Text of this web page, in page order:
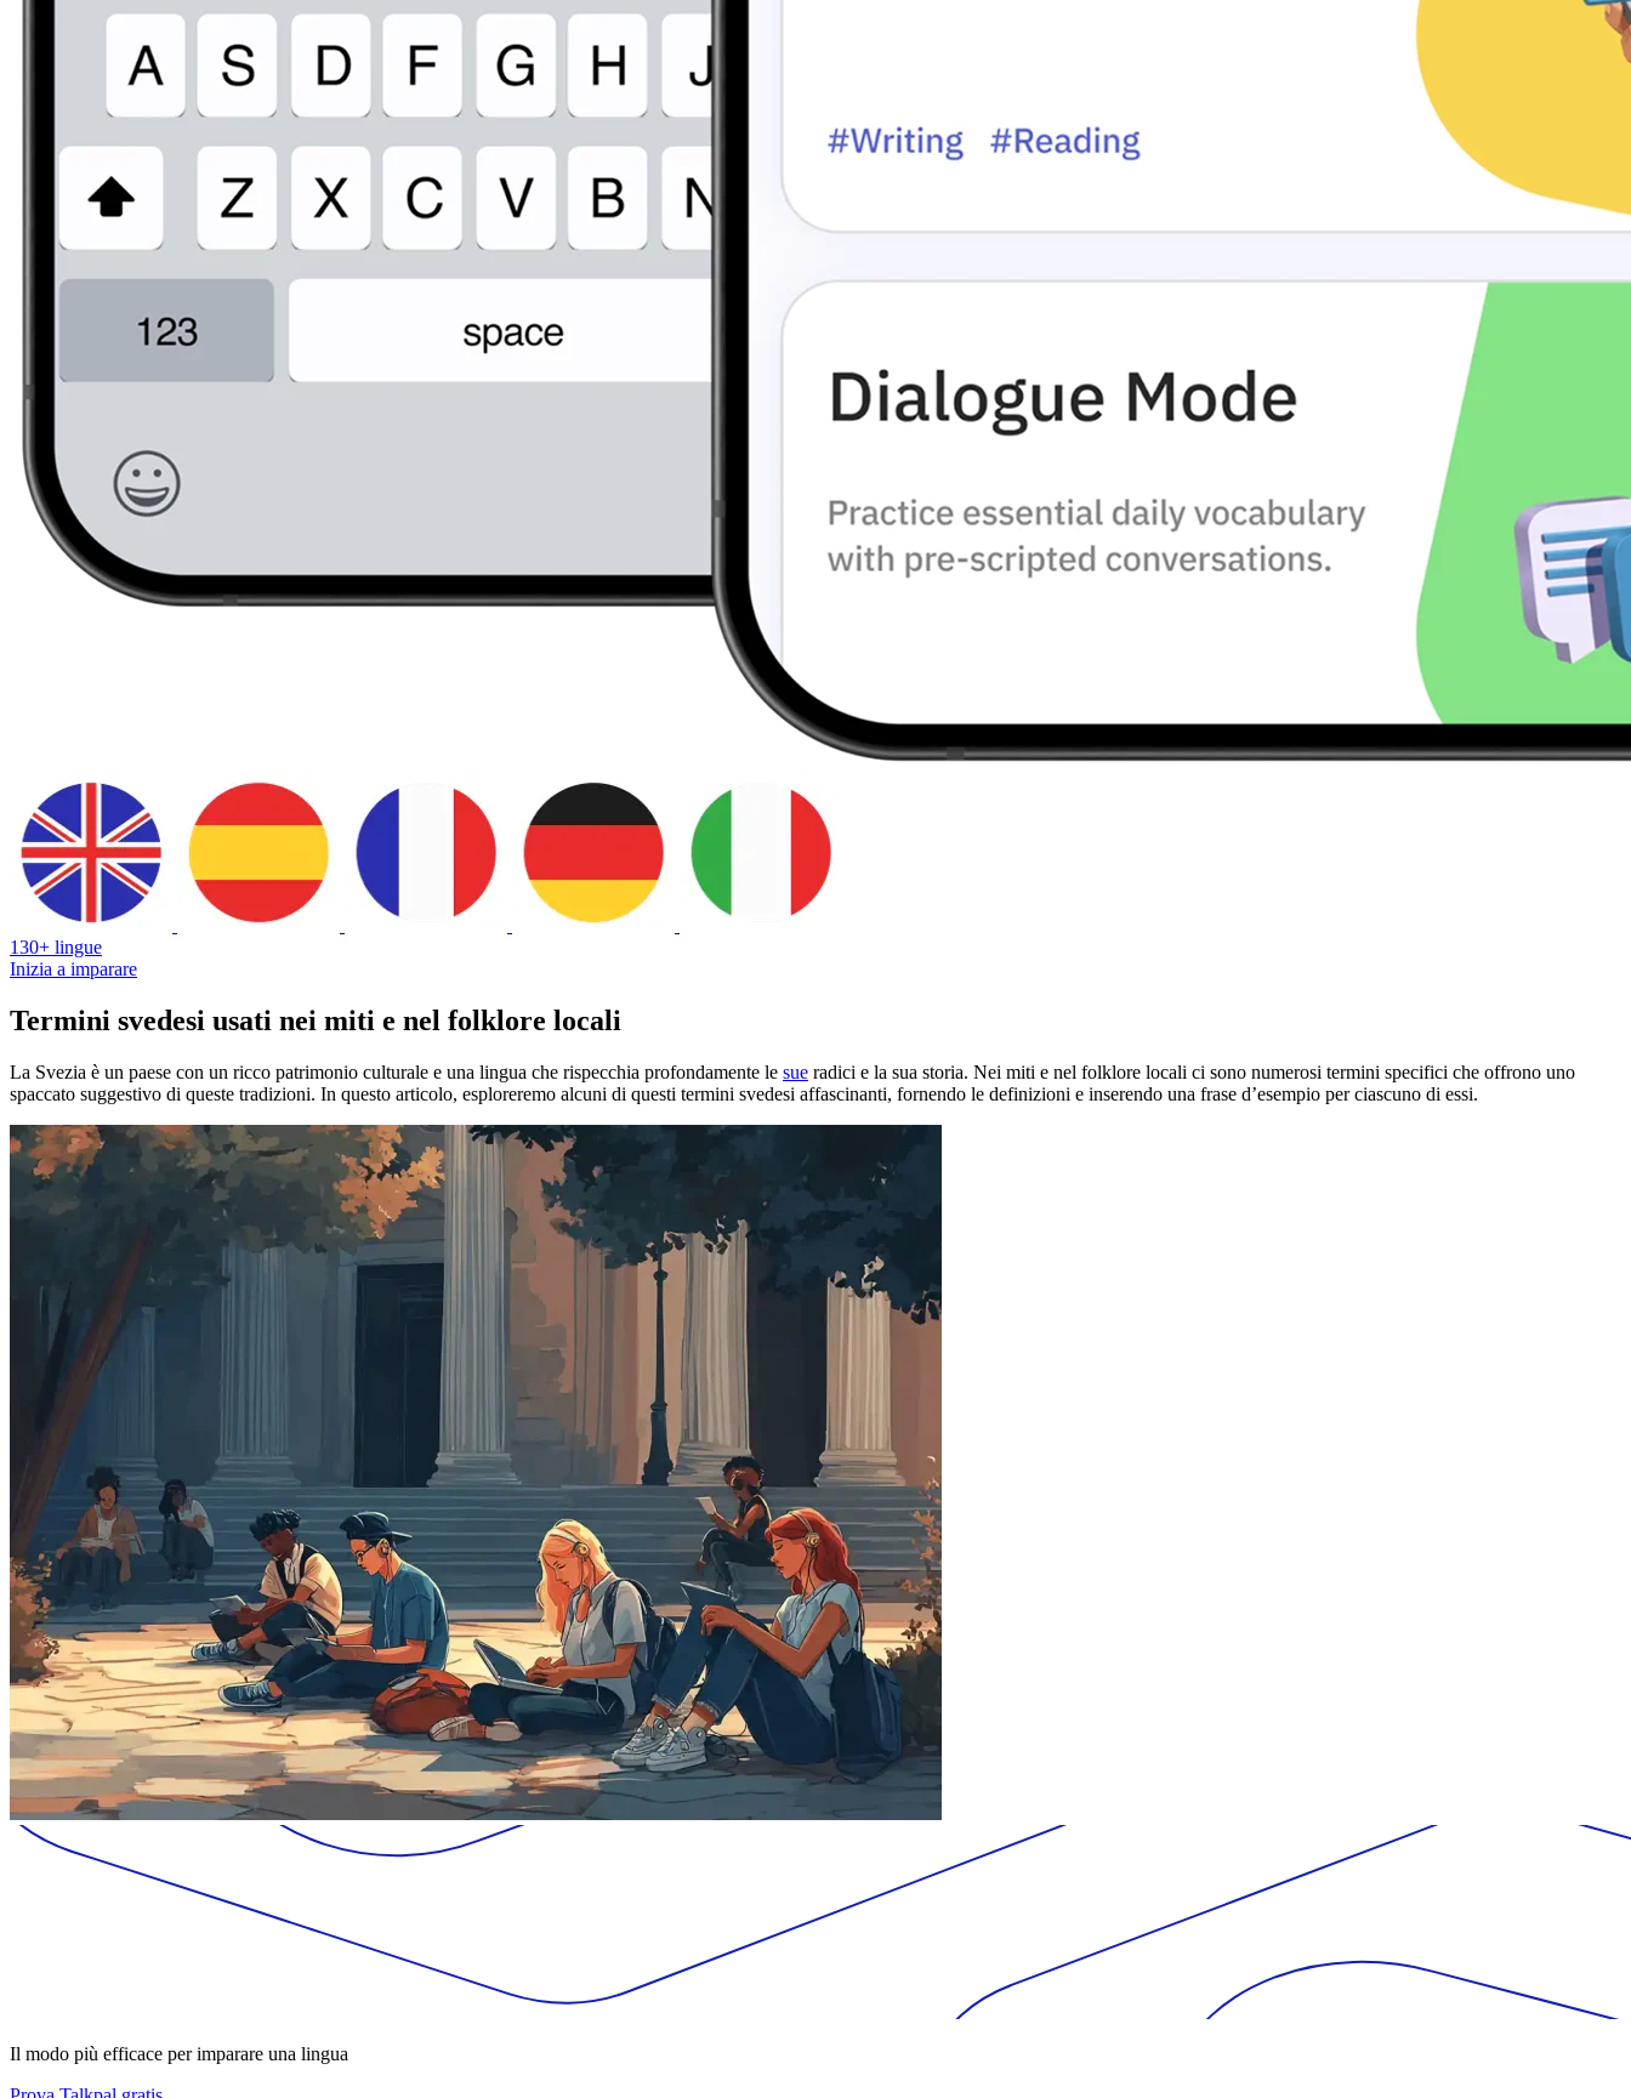
130+ lingue
Inizia a imparare
Termini svedesi usati nei miti e nel folklore locali
La Svezia è un paese con un ricco patrimonio culturale e una lingua che rispecchia profondamente le sue radici e la sua storia. Nei miti e nel folklore locali ci sono numerosi termini specifici che offrono uno
spaccato suggestivo di queste tradizioni. In questo articolo, esploreremo alcuni di questi termini svedesi affascinanti, fornendo le definizioni e inserendo una frase d’esempio per ciascuno di essi.
Il modo più efficace per imparare una lingua